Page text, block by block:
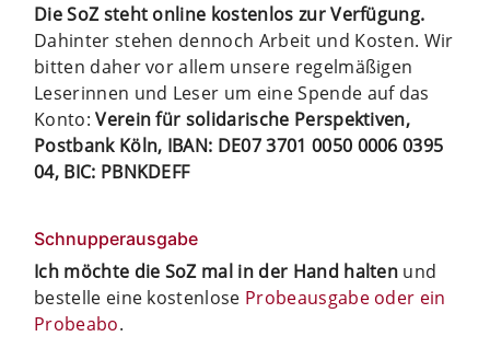
Die SoZ steht online kostenlos zur Verfügung.
Dahinter stehen dennoch Arbeit und Kosten. Wir
bitten daher vor allem unsere regelmäßigen
Leserinnen und Leser um eine Spende auf das
Konto:Verein für solidarische Perspektiven,
Postbank Köln, IBAN: DE07 3701 0050 0006 0395
04, BIC: PBNKDEFF
Schnupperausgabe
Ich möchte die SoZ mal in der Hand halten und
bestelle eine kostenlose Probeausgabe oder ein
Probeabo.